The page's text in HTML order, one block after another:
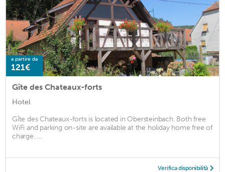
a partire da
121€
Gîte des Chateaux-forts
Hotel
Gîte des Chateaux-forts is located in Obersteinbach. Both free
WiFi and parking on-site are available at the holiday home free of
charge. ...
Verifica disponibilità